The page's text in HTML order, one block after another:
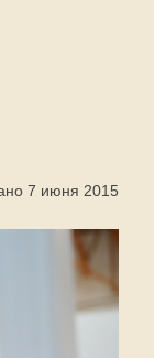
7 июня 2015